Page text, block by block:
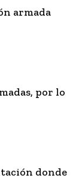
armada
por lo
donde